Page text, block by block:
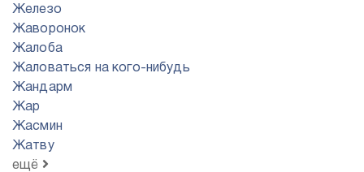
Железо
Жаворонок
Жалоба
Жаловаться на кого-нибудь
Жандарм
Жар
Жасмин
Жатву
ещё